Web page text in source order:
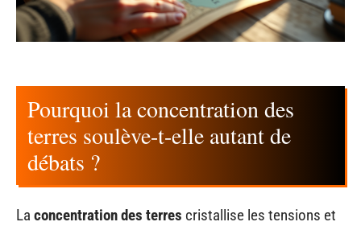
Pourquoi la concentration des
terres soulève-t-elle autant de
débats ?
La concentration des terres cristallise les tensions et